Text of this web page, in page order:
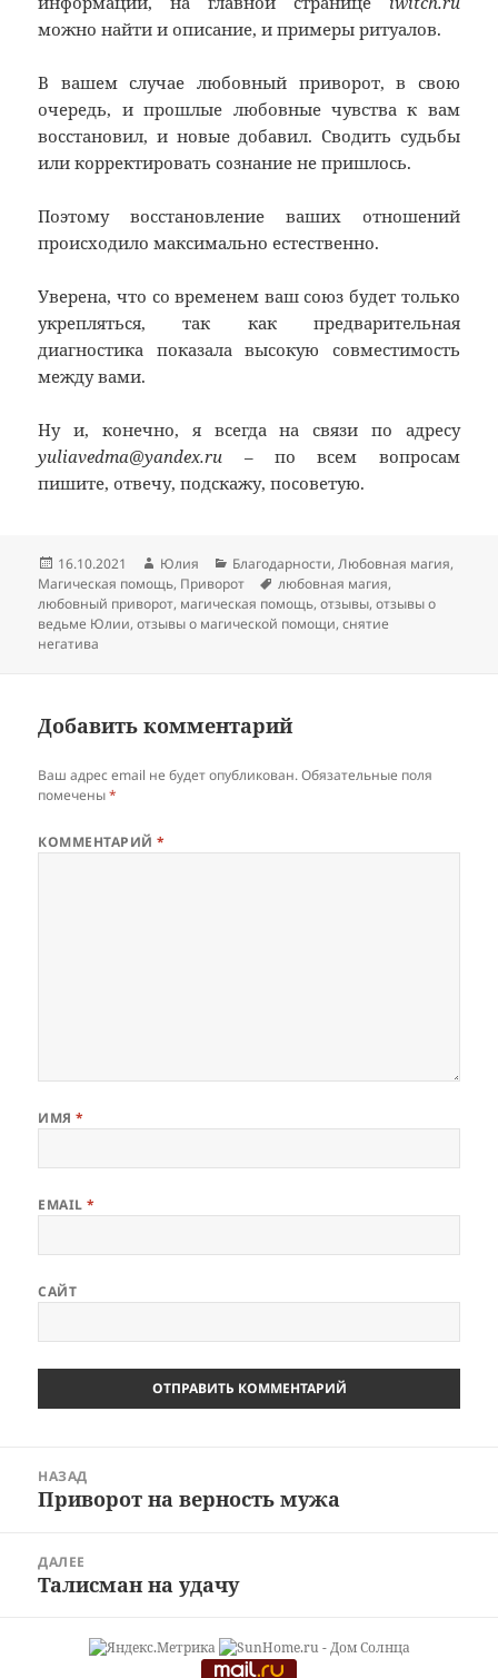
можно найти и описание, и примеры ритуалов.
В вашем случае любовный приворот, в свою
очередь, и прошлые любовные чувства к вам
восстановил, и новые добавил. Сводить судьбы
или корректировать сознание не пришлось.
Поэтому восстановление ваших отношений
происходило максимально естественно.
Уверена, что со временем ваш союз будет только
укрепляться, так как предварительная
диагностика показала высокую совместимость
между вами.
Ну и, конечно, я всегда на связи по адресу
yuliavedma@yandex.ru – по всем вопросам
пишите, отвечу, подскажу, посоветую.
Опубликовано
16.10.2021 Автор
Юлия Рубрики
Благодарности,Любовная магия,
Магическая помощь, Приворот Метки
любовная магия,
любовный приворот, магическая помощь,отзывы,отзывы о
ведьме Юлии,отзывы о магической помощи,снятие
негатива
Добавить комментарий
Ваш адрес email не будет опубликован. Обязательные поля
помечены*
КОММЕНТАРИЙ*
ИМЯ*
EMAIL*
САЙТ
записям
НАЗАД
Предыдущая
Приворот на верность мужа
ДАЛЕЕ
Следующая
Талисман на удачу